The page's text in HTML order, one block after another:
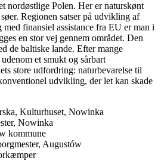
nordøstlige Polen. Her er naturskønt
Regionen satser på udvikling af
finansiel assistance fra EU er man i
en stor vej gennem området. Den
de baltiske lande. Efter mange
et smukt og sårbart
store udfordring: naturbevarelse til
udvikling, der let kan skade
Kulturhuset, Nowinka
Nowinka
kommune
Augustów